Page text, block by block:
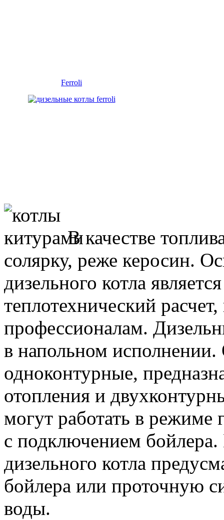
Ferroli
В качестве
солярку, реже керосин.
дизельного котла
теплотехнический
профессионалам.
в напольном
одноконтурные,
отопления и
могут работать в режиме
с подключением
дизельного котла
бойлера или проточную
воды.